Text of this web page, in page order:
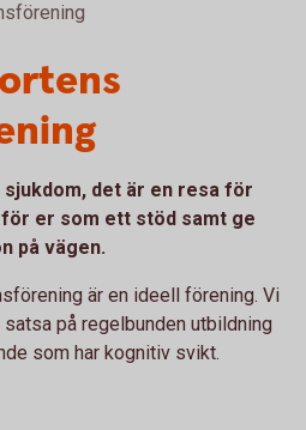
det är en resa för
för er som ett stöd samt ge
på vägen.
är en ideell förening. Vi
på regelbunden utbildning
som har kognitiv svikt.